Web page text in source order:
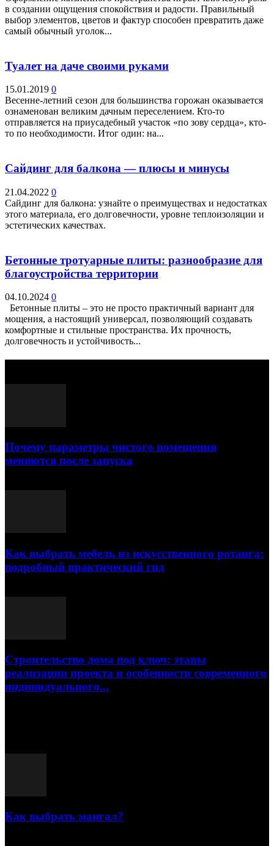
в создании ощущения спокойствия и радости. Правильный
выбор элементов, цветов и фактур способен превратить даже
самый обычный уголок...
Туалет на даче своими руками
15.01.2019 0
Весенне-летний сезон для большинства горожан оказывается
ознаменован великим дачным переселением. Кто-то
отправляется на приусадебный участок «по зову сердца», кто-
то по необходимости. Итог один: на...
Сайдинг для балкона — плюсы и минусы
21.04.2022 0
Сайдинг для балкона: узнайте о преимуществах и недостатках
этого материала, его долговечности, уровне теплоизоляции и
эстетических качествах.
Бетонные тротуарные плиты: разнообразие для
благоустройства территории
04.10.2024 0
Бетонные плиты – это не просто практичный вариант для
мощения, а настоящий универсал, позволяющий создавать
комфортные и стильные пространства. Их прочность,
долговечность и устойчивость...
Почему параметры чистого помещения
меняются после запуска
Как выбрать мебель из искусственного ротанга:
подробный практический гид
Строительство дома под ключ: этапы
реализации проекта и особенности современного
индивидуального...
Как выбрать мангал?